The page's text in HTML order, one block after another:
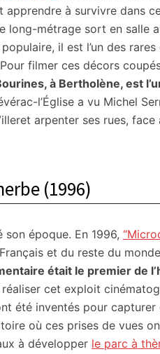
à survivre dans
long-métrage sort en salle
il est l’un des
filmer ces décors
à Bertholène, est
l’Église a vu Michel
arpenter ses rues,
(1996)
époque. En 1996,
et du reste du
était le premier de
réaliser cet exploit
été inventés pour capturer
où ces prises de vues
à développer le parc à